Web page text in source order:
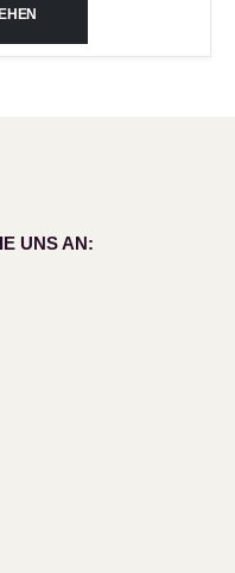
UNS AN: